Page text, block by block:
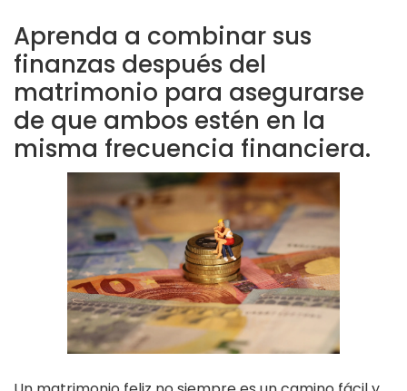
Aprenda a combinar sus
finanzas después del
matrimonio para asegurarse
de que ambos estén en la
misma frecuencia financiera.